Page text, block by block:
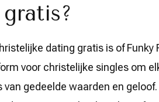
dating gratis is of Funky
voor christelijke singles om
gedeelde waarden en geloof.